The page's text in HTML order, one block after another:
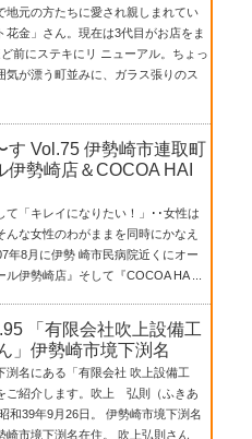
地元の方たちに愛され親しまれてい
花金」さん。現在は3代目がお店をま
前にステキにリ ニューアル。ちょっ
気が漂う町並みに、ガラス張りのス
す Vol.75 伊勢崎市連取町
伊勢崎店＆COCOA HAI
て「キレイになりたい！」･･女性は
んな女性のわがままを同時にかなえ
年8月に伊勢 崎市民病院近くにオー
伊勢崎店』そして『COCOA HA ...
「有限会社吹上設備工
」伊勢崎市境下渕名
渕名にある「有限会社 吹上設備工
ご紹介します。吹上 弘則（ふきあ
39年9月26日。 伊勢崎市境下渕名
崎市境下渕名在住。 吹上弘則さん